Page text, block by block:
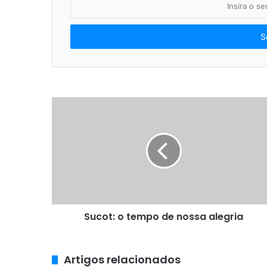
seu
de
Sucot: o tempo de nossa alegria
Artigos relacionados